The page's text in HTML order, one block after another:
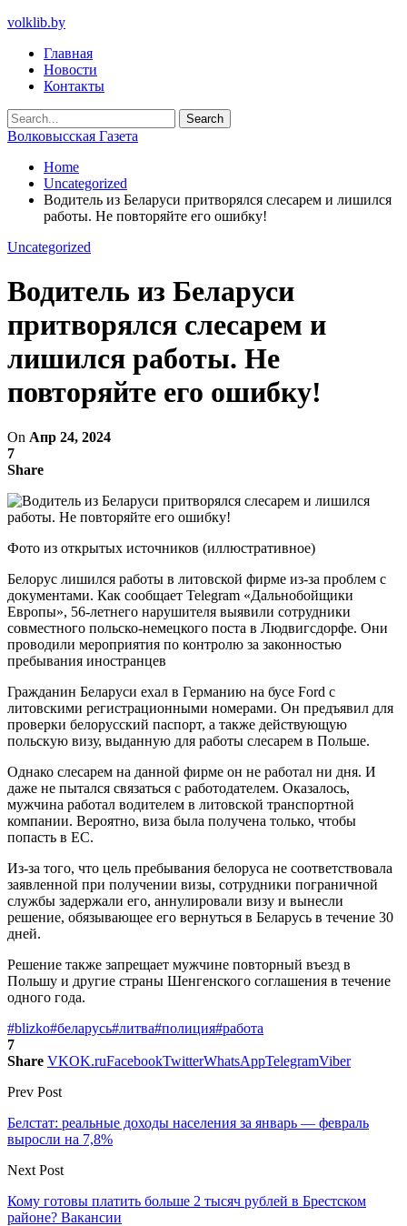
volklib.by
Главная
Новости
Контакты
Волковысская Газета
Home
Uncategorized
Водитель из Беларуси притворялся слесарем и лишился
работы. Не повторяйте его ошибку!
Uncategorized
Водитель из Беларуси
притворялся слесарем и
лишился работы. Не
повторяйте его ошибку!
On Апр 24, 2024
7
Share
Фото из открытых источников (иллюстративное)
Белорус лишился работы в литовской фирме из-за проблем с
документами. Как сообщает Telegram «Дальнобойщики
Европы», 56-летнего нарушителя выявили сотрудники
совместного польско-немецкого поста в Людвигсдорфе. Они
проводили мероприятия по контролю за законностью
пребывания иностранцев
Гражданин Беларуси ехал в Германию на бусе Ford с
литовскими регистрационными номерами. Он предъявил для
проверки белорусский паспорт, а также действующую
польскую визу, выданную для работы слесарем в Польше.
Однако слесарем на данной фирме он не работал ни дня. И
даже не пытался связаться с работодателем. Оказалось,
мужчина работал водителем в литовской транспортной
компании. Вероятно, виза была получена только, чтобы
попасть в ЕС.
Из-за того, что цель пребывания белоруса не соответствовала
заявленной при получении визы, сотрудники пограничной
службы задержали его, аннулировали визу и вынесли
решение, обязывающее его вернуться в Беларусь в течение 30
дней.
Решение также запрещает мужчине повторный въезд в
Польшу и другие страны Шенгенского соглашения в течение
одного года.
#blizko#беларусь#литва#полиция#работа
7
Share VKOK.ruFacebookTwitterWhatsAppTelegramViber
Prev Post
Белстат: реальные доходы населения за январь — февраль
выросли на 7,8%
Next Post
Кому готовы платить больше 2 тысяч рублей в Брестском
районе? Вакансии